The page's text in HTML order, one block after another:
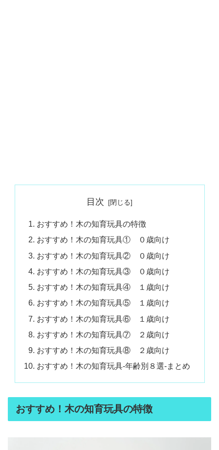
目次
おすすめ！木の知育玩具の特徴
おすすめ！木の知育玩具① ０歳向け
おすすめ！木の知育玩具② ０歳向け
おすすめ！木の知育玩具③ ０歳向け
おすすめ！木の知育玩具④ １歳向け
おすすめ！木の知育玩具⑤ １歳向け
おすすめ！木の知育玩具⑥ １歳向け
おすすめ！木の知育玩具⑦ ２歳向け
おすすめ！木の知育玩具⑧ ２歳向け
おすすめ！木の知育玩具‐年齢別８選‐まとめ
おすすめ！木の知育玩具の特徴